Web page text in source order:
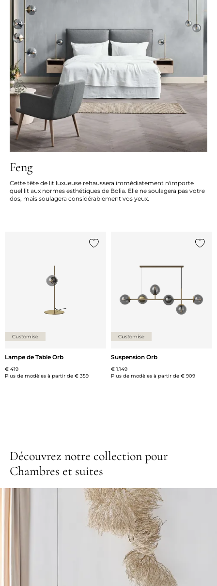
Feng
Cette tête de lit luxueuse rehaussera immédiatement n'importe
quel lit aux normes esthétiques de Bolia. Elle ne soulagera pas votre
dos, mais soulagera considérablement vos yeux.
Customise
Lampe de Table Orb
€ 419
Plus de modèles à partir de € 359
Customise
Suspension Orb
€ 1.149
Plus de modèles à partir de € 909
Découvrez notre collection pour
Chambres et suites